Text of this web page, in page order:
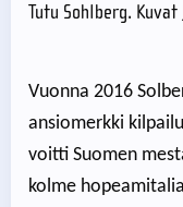
Tutu Sohlberg.
Vuonna 2016
ansiomerkki
voitti Suomen
kolme